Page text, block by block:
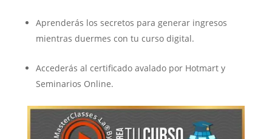
Aprenderás los secretos para generar ingresos
mientras duermes con tu curso digital.
Accederás al certificado avalado por Hotmart y
Seminarios Online.